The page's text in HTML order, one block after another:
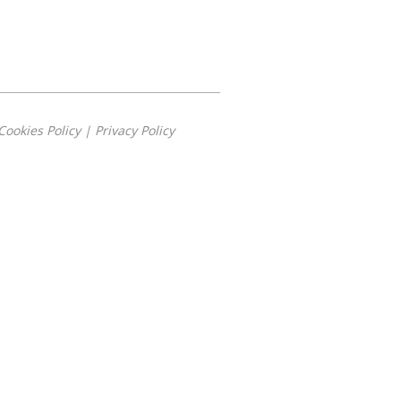
Cookies Policy| Privacy Policy